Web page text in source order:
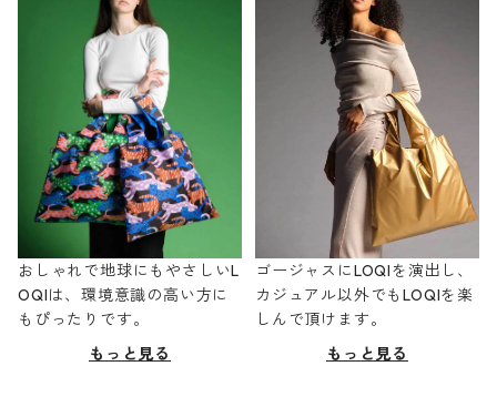
おしゃれで地球にもやさしいL
OQIは、環境意識の高い方に
もぴったりです。
もっと見る
ゴージャスにLOQIを演出し、
カジュアル以外でもLOQIを楽
しんで頂けます。
もっと見る